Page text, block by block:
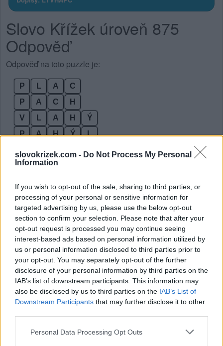
slovokrizek.com - Do Not Process My Personal
Information
If you wish to opt-out of the sale, sharing to third parties, or
processing of your personal or sensitive information for
targeted advertising by us, please use the below opt-out
section to confirm your selection. Please note that after your
opt-out request is processed you may continue seeing
interest-based ads based on personal information utilized by
us or personal information disclosed to third parties prior to
your opt-out. You may separately opt-out of the further
disclosure of your personal information by third parties on the
IAB’s list of downstream participants. This information may
also be disclosed by us to third parties on the IAB’s List of
Downstream Participants that may further disclose it to other
Personal Data Processing Opt Outs
Slovo Křížek úroveň 875
Odpověď
Odpověď na toto puzzle je:
P L A
C
P
A C
H
V
L A H
Ý
P
A H Ý
L
C
H L
P
P
L A
Bonusová slova:
P L V
P
Ý C H
A
V A
A
C H
VYHLEDEJTE DALŠÍ
ODPOVĚDI